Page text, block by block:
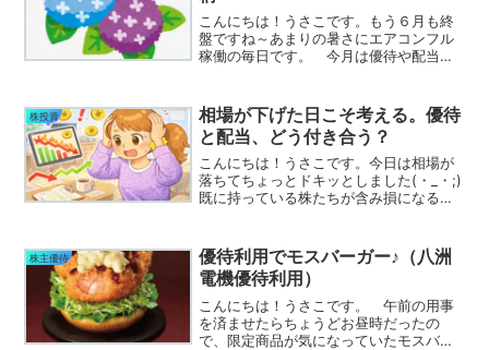
こんにちは！うさこです。もう６月も終
盤ですね～あまりの暑さにエアコンフル
稼働の毎日です。 今月は優待や配当金
月権利も結構多いので大量取得予定の方
も多そう。私はというと...
株投資
相場が下げた日こそ考える。優待
と配当、どう付き合う？
こんにちは！うさこです。今日は相場が
落ちてちょっとドキッとしました(・_・;)
既に持っている株たちが含み損になるか
いました。下げ相場＝チャンス？と思う
ことにしてみるでも...
株主優待
優待利用でモスバーガー♪（八洲
電機優待利用）
こんにちは！うさこです。 午前の用事
を済ませたらちょうどお昼時だったの
で、限定商品が気になっていたモスバー